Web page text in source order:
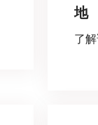
地
了